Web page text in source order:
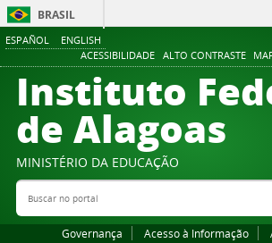
ESPAÑOL ENGLISH
ACESSIBILIDADE ALTO CONTRASTE
BRASIL
Instituto
de Alagoas
MINISTÉRIO DA EDUCAÇÃO
Buscar no portal
Governança Acesso à Informação